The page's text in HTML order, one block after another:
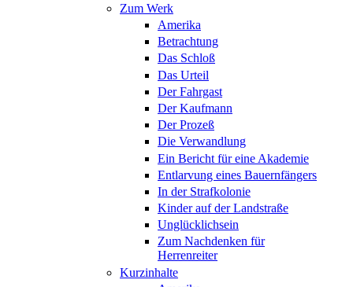
Zum Werk
Amerika
Betrachtung
Das Schloß
Das Urteil
Der Fahrgast
Der Kaufmann
Der Prozeß
Die Verwandlung
Ein Bericht für eine Akademie
Entlarvung eines Bauernfängers
In der Strafkolonie
Kinder auf der Landstraße
Unglücklichsein
Zum Nachdenken für
Herrenreiter
Kurzinhalte